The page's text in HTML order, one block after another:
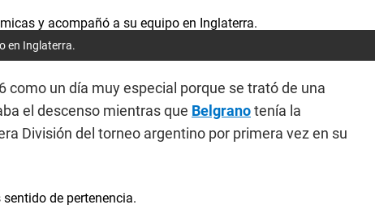
en Inglaterra.
como un día muy especial porque se trató de una
el descenso mientras que Belgranotenía la
División del torneo argentino por primera vez en su
de pertenencia.